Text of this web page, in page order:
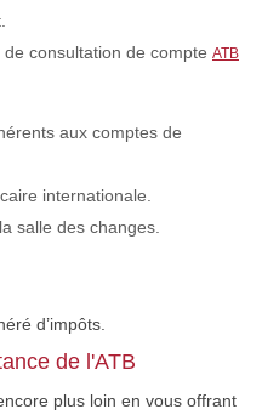
consultation de compte ATB
aux comptes de
internationale.
salle des changes.
d’impôts.
de l'ATB
plus loin en vous offrant